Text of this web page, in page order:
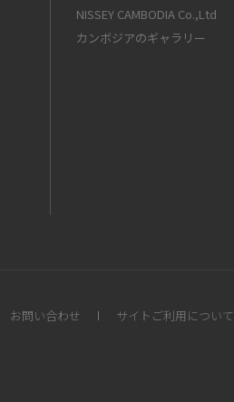
NISSEY CAMBODIA Co.,Ltd
カンボジアのギャラリー
お問い合わせ サイトご利用について